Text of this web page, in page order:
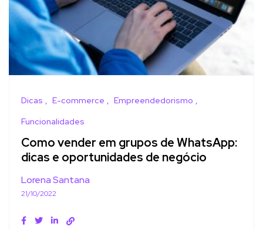
Dicas E-commerce
Empreendedorismo
Funcionalidades
Como vender em grupos de WhatsApp:
dicas e oportunidades de negócio
Lorena Santana
21/10/2022